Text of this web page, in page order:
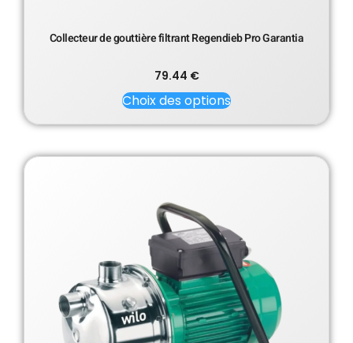
Collecteur de gouttière filtrant Regendieb Pro Garantia
79.44 €
Choix des options